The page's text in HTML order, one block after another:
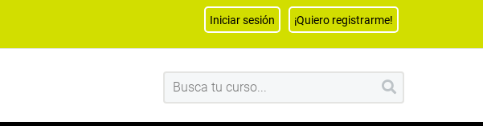
Iniciar sesión ¡Quiero registrarme!